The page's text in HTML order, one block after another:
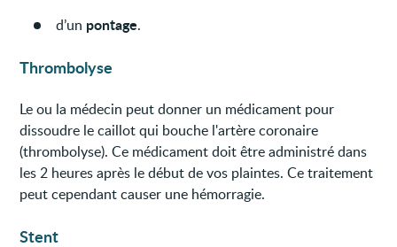
d’un pontage.
Thrombolyse
Le ou la médecin peut donner un médicament pour
dissoudre le caillot qui bouche l'artère coronaire
(thrombolyse). Ce médicament doit être administré dans
les 2 heures après le début de vos plaintes. Ce traitement
peut cependant causer une hémorragie.
Stent